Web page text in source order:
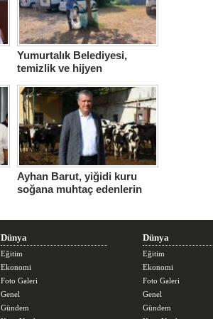
Yumurtalık Belediyesi,
temizlik ve hijyen
Ayhan Barut, yiğidi kuru
soğana muhtaç edenlerin
Dünya
Eğitim
Ekonomi
Foto Galeri
Genel
Gündem
Dünya
Eğitim
Ekonomi
Foto Galeri
Genel
Gündem